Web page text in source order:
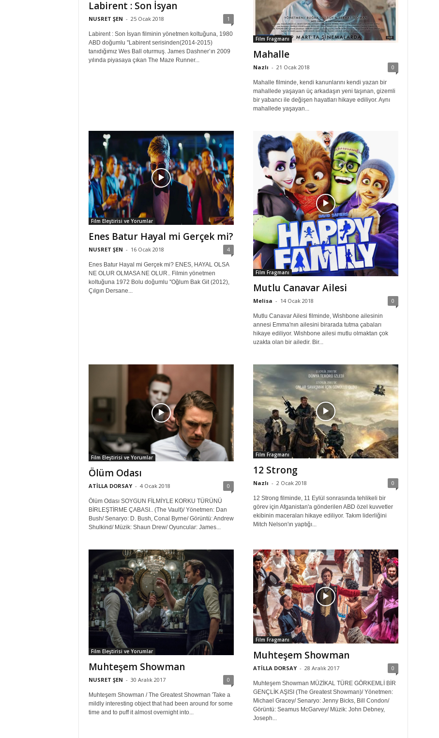
Labirent : Son İsyan
NUSRET ŞEN - 25 Ocak 2018 1
Labirent : Son İsyan filminin yönetmen koltuğuna, 1980
ABD doğumlu ''Labirent serisinden(2014-2015)
tanıdığımız Wes Ball oturmuş. James Dashner’ın 2009
yılında piyasaya çıkan The Maze Runner...
Film Fragmanı
Mahalle
Nazlı - 21 Ocak 2018 0
Mahalle filminde, kendi kanunlarını kendi yazan bir
mahallede yaşayan üç arkadaşın yeni taşınan, gizemli
bir yabancı ile değişen hayatları hikaye ediliyor. Aynı
mahallede yaşayan...
Film Eleştirisi ve Yorumlar
Enes Batur Hayal mi Gerçek mi?
NUSRET ŞEN - 16 Ocak 2018 4
Enes Batur Hayal mi Gerçek mi? ENES, HAYAL OLSA
NE OLUR OLMASA NE OLUR.. Filmin yönetmen
koltuğuna 1972 Bolu doğumlu ''Oğlum Bak Git (2012),
Çılgın Dersane...
Film Fragmanı
Mutlu Canavar Ailesi
Melisa - 14 Ocak 2018 0
Mutlu Canavar Ailesi filminde, Wishbone ailesinin
annesi Emma'nın ailesini birarada tutma çabaları
hikaye ediliyor. Wishbone ailesi mutlu olmaktan çok
uzakta olan bir ailedir. Bir...
Film Eleştirisi ve Yorumlar
Ölüm Odası
ATİLLA DORSAY - 4 Ocak 2018 0
Ölüm Odası SOYGUN FİLMİYLE KORKU TÜRÜNÜ
BİRLEŞTİRME ÇABASI.. (The Vault)/ Yönetmen: Dan
Bush/ Senaryo: D. Bush, Conal Byrne/ Görüntü: Andrew
Shulkind/ Müzik: Shaun Drew/ Oyuncular: James...
Film Fragmanı
12 Strong
Nazlı - 2 Ocak 2018 0
12 Strong filminde, 11 Eylül sonrasında tehlikeli bir
görev için Afganistan'a gönderilen ABD özel kuvvetler
ekibinin maceraları hikaye ediliyor. Takım liderliğini
Mitch Nelson'ın yaptığı...
Film Eleştirisi ve Yorumlar
Muhteşem Showman
NUSRET ŞEN - 30 Aralık 2017 0
Muhteşem Showman / The Greatest Showman 'Take a
mildly interesting object that had been around for some
time and to puff it almost overnight into...
Film Fragmanı
Muhteşem Showman
ATİLLA DORSAY - 28 Aralık 2017 0
Muhteşem Showman MÜZİKAL TÜRE GÖRKEMLİ BİR
GENÇLİK AŞISI (The Greatest Showman)/ Yönetmen:
Michael Gracey/ Senaryo: Jenny Bicks, Bill Condon/
Görüntü: Seamus McGarvey/ Müzik: John Debney,
Joseph...